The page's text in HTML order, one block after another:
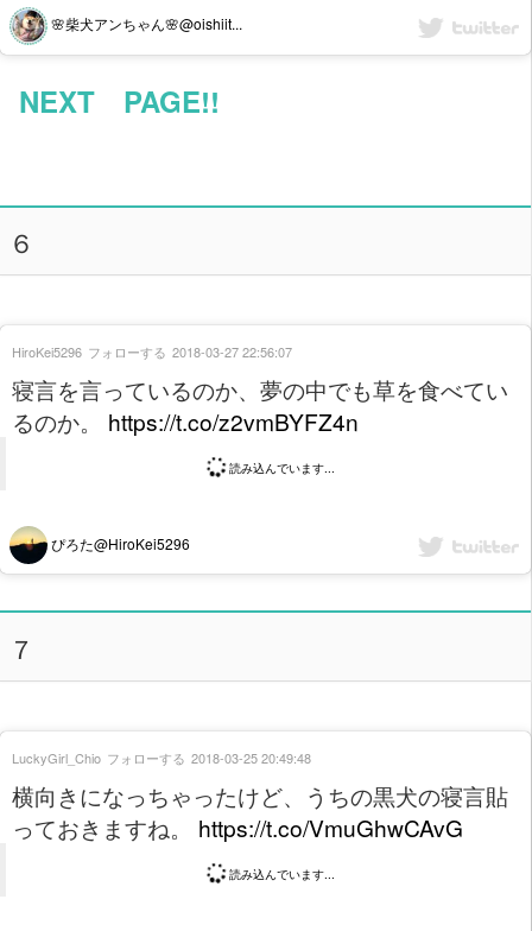
🌸柴犬アンちゃん🌸@oishiit...
NEXT PAGE!!
６
寝言を言っているのか、夢の中でも草を食べてい
るのか。 https://t.co/z2vmBYFZ4n
読み込んでいます...
ぴろた@HiroKei5296
HiroKei5296 フォローする 2018-03-27 22:56:07
７
横向きになっちゃったけど、うちの黒犬の寝言貼
っておきますね。 https://t.co/VmuGhwCAvG
読み込んでいます...
LuckyGirl_Chio フォローする 2018-03-25 20:49:48